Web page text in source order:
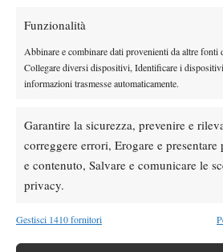
Funzionalità
Abbinare e combinare dati provenienti da altre fonti
Collegare diversi dispositivi, Identificare i
informazioni trasmesse automaticamente.
Garantire la sicurezza, prevenire e
correggere errori, Erogare e presentare
e contenuto, Salvare e comunicare le
privacy.
Gestisci 1410 fornitori
Giulia era alla terza finale stagionale,
dalla Sirotkina e a Brescia dalla
quinto titolo in carriera, dopo Imola
Arezzo (tutti 10 mila dollari, però).
del 2010 (a St.Cugat perse dalla Davato)
ancora una volta l’appuntamento con il